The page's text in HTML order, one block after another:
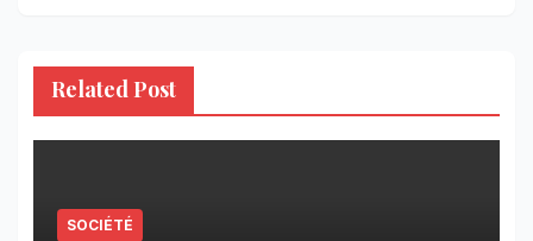
Related Post
SOCIÉTÉ